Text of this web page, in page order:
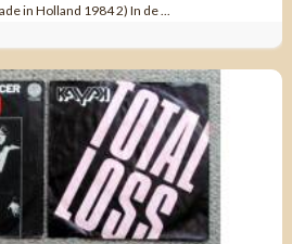
in Holland 1984 2) In de ...